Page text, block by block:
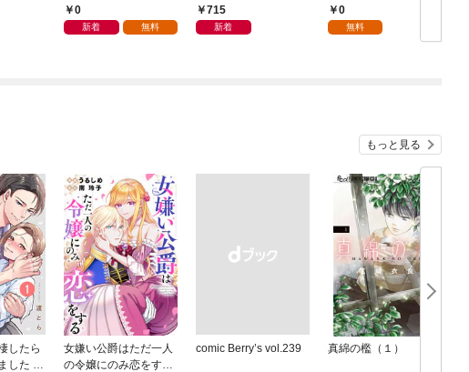
0
新着 無料
単行本版】 第1巻
715
新着
抱かれて困ってます 第
1話
0
無料
もっと見る
したら
した 1
女嫌い公爵はただ一人
の令嬢にのみ恋をする
comic Berry’s vol.239 真綿の檻（１）